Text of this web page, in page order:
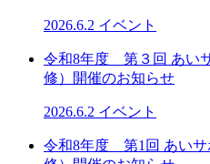
2026.6.2 イベント
令和8年度 第３回 あい
修）開催のお知らせ
2026.6.2 イベント
令和8年度 第1回 あいサ